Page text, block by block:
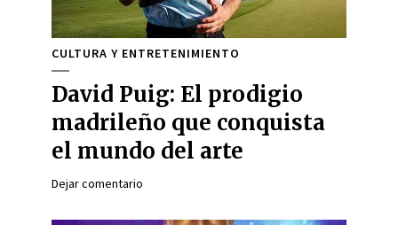
CULTURA Y ENTRETENIMIENTO
David Puig: El prodigio
madrileño que conquista
el mundo del arte
Dejar comentario